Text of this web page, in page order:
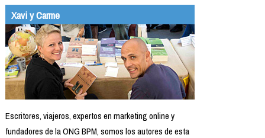
Xavi y Carme
Escritores, viajeros, expertos en marketing online y
fundadores de la ONG BPM, somos los autores de esta